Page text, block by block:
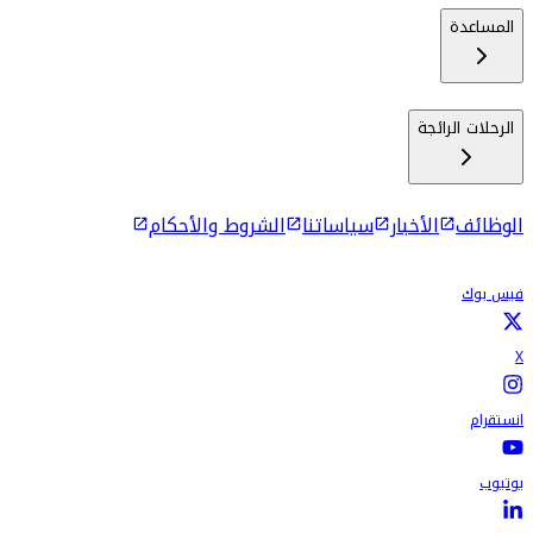
المساعدة
الرحلات الرائجة
الوظائف الأخبار سياساتنا الشروط والأحكام
فيس بوك
X
انستقرام
يوتيوب